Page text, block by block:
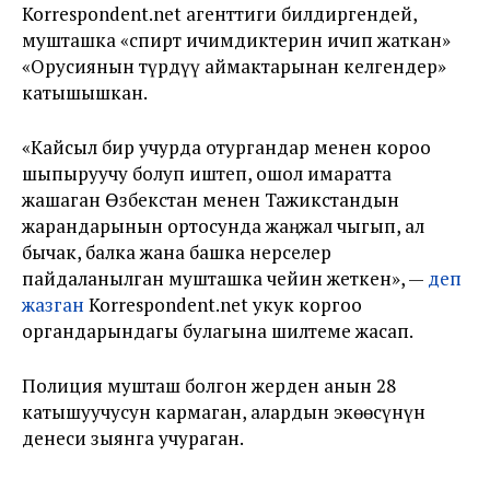
Korrespondent.net агенттиги билдиргендей,
мушташка «спирт ичимдиктерин ичип жаткан»
«Орусиянын түрдүү аймактарынан келгендер»
катышышкан.
«Кайсыл бир учурда отургандар менен короо
шыпыруучу болуп иштеп, ошол имаратта
жашаган Өзбекстан менен Тажикстандын
жарандарынын ортосунда жаңжал чыгып, ал
бычак, балка жана башка нерселер
пайдаланылган мушташка чейин жеткен», — деп
жазган Korrespondent.net укук коргоо
органдарындагы булагына шилтеме жасап.
Полиция мушташ болгон жерден анын 28
катышуучусун кармаган, алардын экөөсүнүн
денеси зыянга учураган.